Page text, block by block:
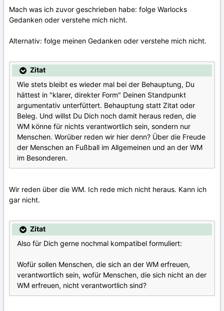
Mach was ich zuvor geschrieben habe: folge Warlocks
Gedanken oder verstehe mich nicht.
Alternativ: folge meinen Gedanken oder verstehe mich nicht.
Zitat
Wie stets bleibt es wieder mal bei der Behauptung, Du
hättest in "klarer, direkter Form" Deinen Standpunkt
argumentativ unterfüttert. Behauptung statt Zitat oder
Beleg. Und willst Du Dich noch damit heraus reden, die
WM könne für nichts verantwortlich sein, sondern nur
Menschen. Worüber reden wir hier denn? Über die Freude
der Menschen an Fußball im Allgemeinen und an der WM
im Besonderen.
Wir reden über die WM. Ich rede mich nicht heraus. Kann ich
gar nicht.
Zitat
Also für Dich gerne nochmal kompatibel formuliert:
Wofür sollen Menschen, die sich an der WM erfreuen,
verantwortlich sein, wofür Menschen, die sich nicht an der
WM erfreuen, nicht verantwortlich sind?